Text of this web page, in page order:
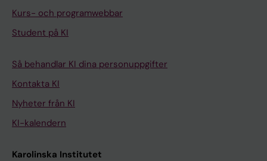
Kurs- och programwebbar
Student på KI
Så behandlar KI dina personuppgifter
Kontakta KI
Nyheter från KI
KI-kalendern
Karolinska Institutet